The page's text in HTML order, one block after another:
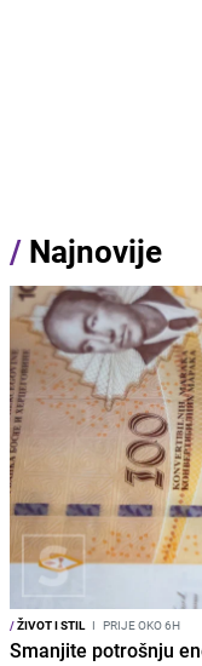
/ Najnovije
/ŽIVOT I STIL I PRIJE OKO 6H
Smanjite potrošnju